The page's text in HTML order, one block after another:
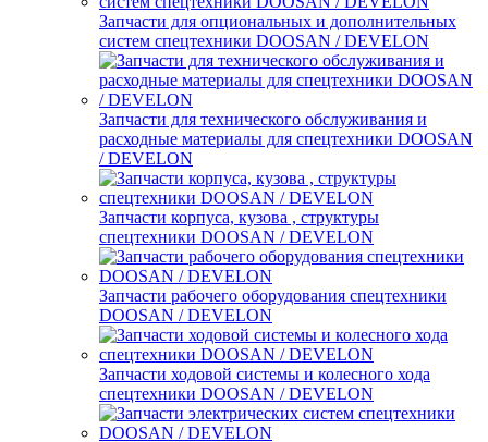
Запчасти для опциональных и дополнительных
систем спецтехники DOOSAN / DEVELON
Запчасти для технического обслуживания и
расходные материалы для спецтехники DOOSAN
/ DEVELON
Запчасти корпуса, кузова , структуры
спецтехники DOOSAN / DEVELON
Запчасти рабочего оборудования спецтехники
DOOSAN / DEVELON
Запчасти ходовой системы и колесного хода
спецтехники DOOSAN / DEVELON